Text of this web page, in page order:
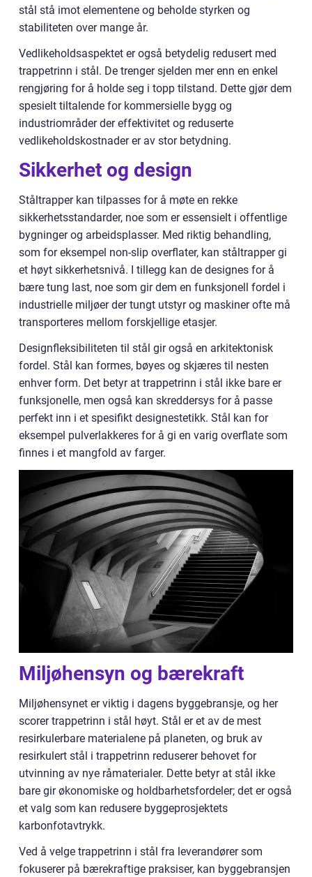
stål stå imot elementene og beholde styrken og
stabiliteten over mange år.
Vedlikeholdsaspektet er også betydelig redusert med
trappetrinn i stål. De trenger sjelden mer enn en enkel
rengjøring for å holde seg i topp tilstand. Dette gjør dem
spesielt tiltalende for kommersielle bygg og
industriområder der effektivitet og reduserte
vedlikeholdskostnader er av stor betydning.
Sikkerhet og design
Ståltrapper kan tilpasses for å møte en rekke
sikkerhetsstandarder, noe som er essensielt i offentlige
bygninger og arbeidsplasser. Med riktig behandling,
som for eksempel non-slip overflater, kan ståltrapper gi
et høyt sikkerhetsnivå. I tillegg kan de designes for å
bære tung last, noe som gir dem en funksjonell fordel i
industrielle miljøer der tungt utstyr og maskiner ofte må
transporteres mellom forskjellige etasjer.
Designfleksibiliteten til stål gir også en arkitektonisk
fordel. Stål kan formes, bøyes og skjæres til nesten
enhver form. Det betyr at trappetrinn i stål ikke bare er
funksjonelle, men også kan skreddersys for å passe
perfekt inn i et spesifikt designestetikk. Stål kan for
eksempel pulverlakkeres for å gi en varig overflate som
finnes i et mangfold av farger.
Miljøhensyn og bærekraft
Miljøhensynet er viktig i dagens byggebransje, og her
scorer trappetrinn i stål høyt. Stål er et av de mest
resirkulerbare materialene på planeten, og bruk av
resirkulert stål i trappetrinn reduserer behovet for
utvinning av nye råmaterialer. Dette betyr at stål ikke
bare gir økonomiske og holdbarhetsfordeler; det er også
et valg som kan redusere byggeprosjektets
karbonfotavtrykk.
Ved å velge trappetrinn i stål fra leverandører som
fokuserer på bærekraftige praksiser, kan byggebransjen